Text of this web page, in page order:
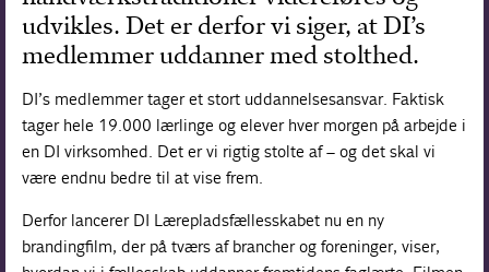
udvikles. Det er derfor vi siger, at DI’s
medlemmer uddanner med stolthed.
DI’s medlemmer tager et stort uddannelsesansvar. Faktisk
tager hele 19.000 lærlinge og elever hver morgen på arbejde i
en DI virksomhed. Det er vi rigtig stolte af – og det skal vi
være endnu bedre til at vise frem.
Derfor lancerer DI Lærepladsfællesskabet nu en ny
brandingfilm, der på tværs af brancher og foreninger, viser,